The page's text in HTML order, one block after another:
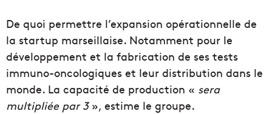
De quoi permettre l’expansion opérationnelle de
la startup marseillaise. Notamment pour le
développement et la fabrication de ses tests
immuno-oncologiques et leur distribution dans le
monde. La capacité de production « sera
multipliée par 3», estime le groupe.